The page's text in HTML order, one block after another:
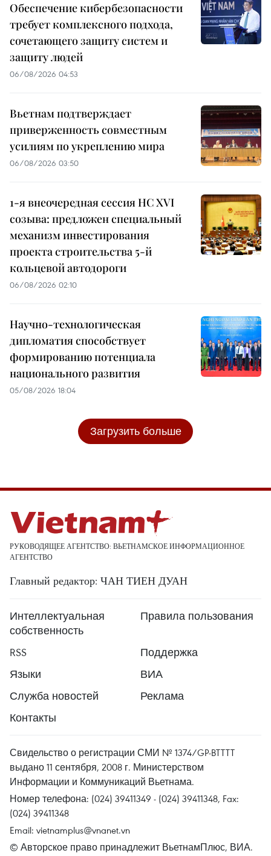
Обеспечение кибербезопасности
требует комплексного подхода,
сочетающего защиту систем и
защиту людей
06/08/2026 04:53
Вьетнам подтверждает
приверженность совместным
усилиям по укреплению мира
06/08/2026 03:50
1-я внеочередная сессия НС XVI
созыва: предложен специальный
механизм инвестирования
проекта строительства 5-й
кольцевой автодороги
06/08/2026 02:10
Научно-технологическая
дипломатия способствует
формированию потенциала
национального развития
05/08/2026 18:04
Загрузить больше
РУКОВОДЯЩЕЕ АГЕНТСТВО: ВЬЕТНАМСКОЕ ИНФОРМАЦИОННОЕ
АГЕНТСТВО
Главный редактор: ЧАН ТИЕН ДУАН
Интеллектуальная
собственность
Правила пользования
RSS
Поддержка
Языки
ВИА
Служба новостей
Реклама
Контакты
Свидельство о регистрации СМИ № 1374/GP-BTTTT
выдано 11 сентября, 2008 г. Министерством
Информации и Коммуникаций Вьетнама.
Номер телефона: (024) 39411349 - (024) 39411348, Fax:
(024) 39411348
Email: vietnamplus@vnanet.vn
© Авторское право принадлежит ВьетнамПлюс, ВИА.